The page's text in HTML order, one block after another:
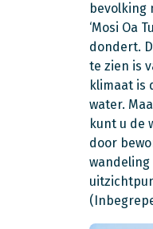
bevolking
‘Mosi Oa
dondert.
te zien is
klimaat is
water.
kunt u de
door
wandeling